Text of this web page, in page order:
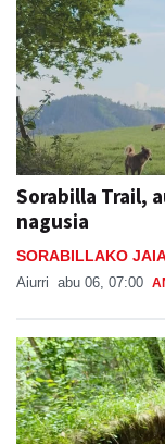
Sorabilla Trail,
nagusia
SORABILLAKO
Aiurri abu 06, 07:00